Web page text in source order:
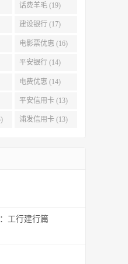
话费羊毛 (19)
建设银行 (17)
电影票优惠 (16)
平安银行 (14)
电费优惠 (14)
平安信用卡 (13)
浦发信用卡 (13)
工行建行篇